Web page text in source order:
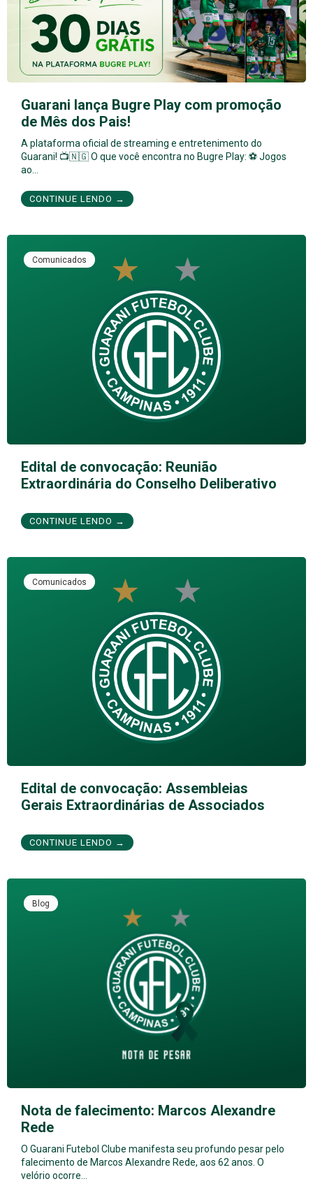
Guarani lança Bugre Play com promoção
de Mês dos Pais!
A plataforma oficial de streaming e entretenimento do
Guarani! 📺🇳🇬 O que você encontra no Bugre Play: ⚽ Jogos
ao…
CONTINUE LENDO →
Comunicados
Edital de convocação: Reunião
Extraordinária do Conselho Deliberativo
CONTINUE LENDO →
Comunicados
Edital de convocação: Assembleias
Gerais Extraordinárias de Associados
CONTINUE LENDO →
Blog
Nota de falecimento: Marcos Alexandre
Rede
O Guarani Futebol Clube manifesta seu profundo pesar pelo
falecimento de Marcos Alexandre Rede, aos 62 anos. O
velório ocorre…